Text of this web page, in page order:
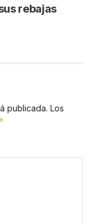
rebajas
publicada. Los